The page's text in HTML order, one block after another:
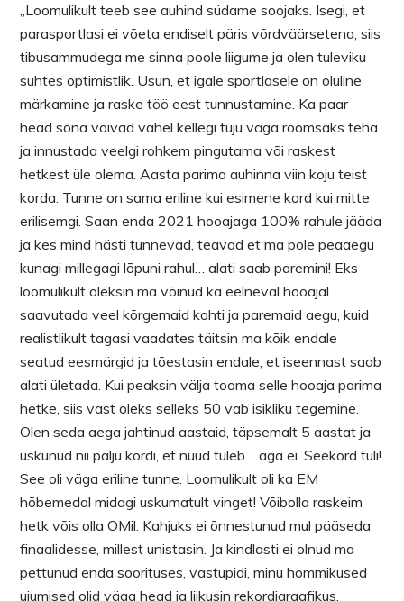
,,Loomulikult teeb see auhind südame soojaks. Isegi, et
parasportlasi ei võeta endiselt päris võrdväärsetena, siis
tibusammudega me sinna poole liigume ja olen tuleviku
suhtes optimistlik. Usun, et igale sportlasele on oluline
märkamine ja raske töö eest tunnustamine. Ka paar
head sõna võivad vahel kellegi tuju väga rõõmsaks teha
ja innustada veelgi rohkem pingutama või raskest
hetkest üle olema. Aasta parima auhinna viin koju teist
korda. Tunne on sama eriline kui esimene kord kui mitte
erilisemgi. Saan enda 2021 hooajaga 100% rahule jääda
ja kes mind hästi tunnevad, teavad et ma pole peaaegu
kunagi millegagi lōpuni rahul… alati saab paremini! Eks
loomulikult oleksin ma võinud ka eelneval hooajal
saavutada veel kõrgemaid kohti ja paremaid aegu, kuid
realistlikult tagasi vaadates täitsin ma kōik endale
seatud eesmärgid ja tõestasin endale, et iseennast saab
alati ületada. Kui peaksin välja tooma selle hooaja parima
hetke, siis vast oleks selleks 50 vab isikliku tegemine.
Olen seda aega jahtinud aastaid, täpsemalt 5 aastat ja
uskunud nii palju kordi, et nüüd tuleb… aga ei. Seekord tuli!
See oli väga eriline tunne. Loomulikult oli ka EM
hõbemedal midagi uskumatult vinget! Võibolla raskeim
hetk võis olla OMil. Kahjuks ei õnnestunud mul pääseda
finaalidesse, millest unistasin. Ja kindlasti ei olnud ma
pettunud enda soorituses, vastupidi, minu hommikused
ujumised olid väga head ja liikusin rekordigraafikus.